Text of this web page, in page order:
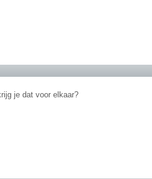
je dat voor elkaar?